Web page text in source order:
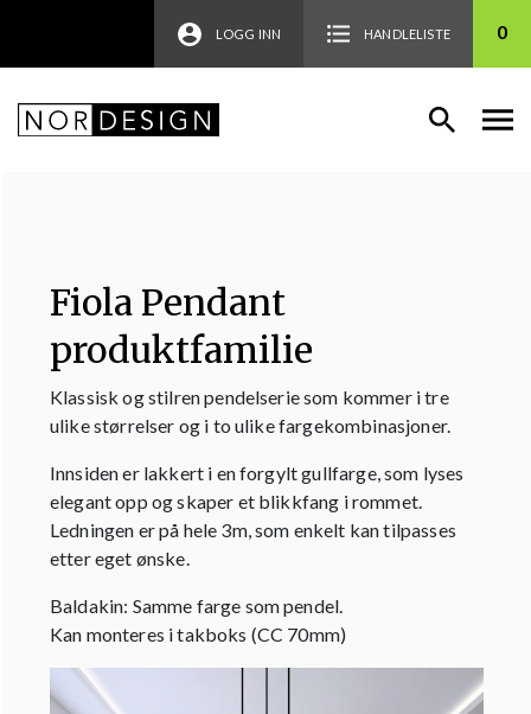
LOGG INN HANDLELISTE 0
Fiola Pendant
produktfamilie
Klassisk og stilren pendelserie som kommer i tre
ulike størrelser og i to ulike fargekombinasjoner.
Innsiden er lakkert i en forgylt gullfarge, som lyses
elegant opp og skaper et blikkfang i rommet.
Ledningen er på hele 3m, som enkelt kan tilpasses
etter eget ønske.
Baldakin: Samme farge som pendel.
Kan monteres i takboks (CC 70mm)